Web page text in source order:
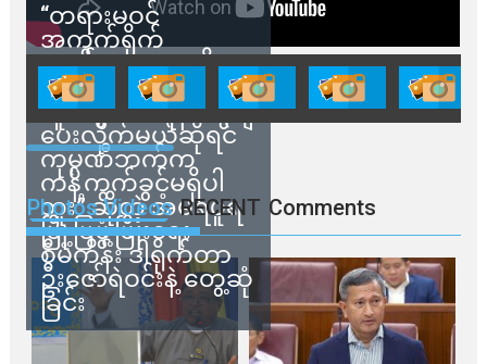
“တရားမဝင်
အကွက်ရိုက်
ရောင်းချမှုတွေကို
သက်ဆိုင်ရာတာဝန်ရှိ
သူတွေက ဂရန်တွေချ
ပေးလိုက်မယ်ဆိုရင်
ကုမ္ပဏီဘက်က
ကန့်ကွက်ခွင့်မရှိပါ
ဘူး” ဆိုတဲ့ အမရပူရ
မြို့ပြဖွံ့ဖြိုးရေး
စီမံကိန်း ဒါရိုက်တာ
ဦးဇော်ရဲဝင်းနဲ့ တွေ့ဆုံ
ခြင်း
Photos Videos RECENT Comments